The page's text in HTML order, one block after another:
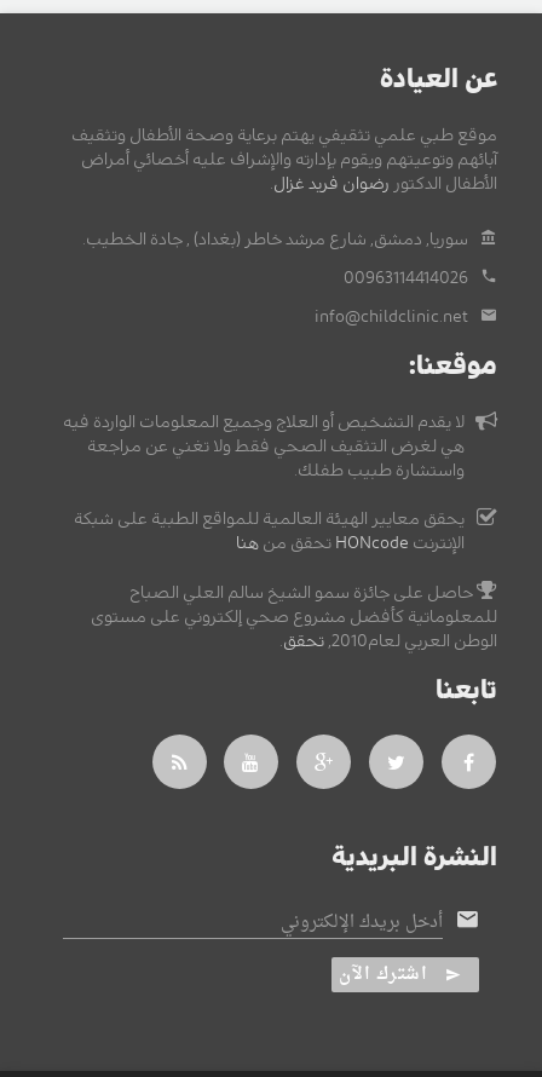
عن العيادة
موقع طبي علمي تثقيفي يهتم برعاية وصحة الأطفال وتثقيف
آبائهم وتوعيتهم ويقوم بإدارته والإشراف عليه أخصائي أمراض
الأطفال الدكتور رضوان فريد غزال.
سوريا, دمشق, شارع مرشد خاطر (بغداد) , جادة الخطيب.
00963114414026
info@childclinic.net
موقعنا:
لا يقدم التشخيص أو العلاج وجميع المعلومات الواردة فيه
هي لغرض التثقيف الصحي فقط ولا تغني عن مراجعة
واستشارة طبيب طفلك.
يحقق معايير الهيئة العالمية للمواقع الطبية على شبكة
الإنترنت HONcode تحقق من هنا
حاصل على جائزة سمو الشيخ سالم العلي الصباح
للمعلوماتية كأفضل مشروع صحي إلكتروني على مستوى
الوطن العربي لعام2010,
تحقق.
تابعنا
النشرة البريدية
أدخل بريدك الإلكتروني
اشترك الآن